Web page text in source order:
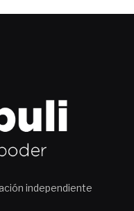
independiente